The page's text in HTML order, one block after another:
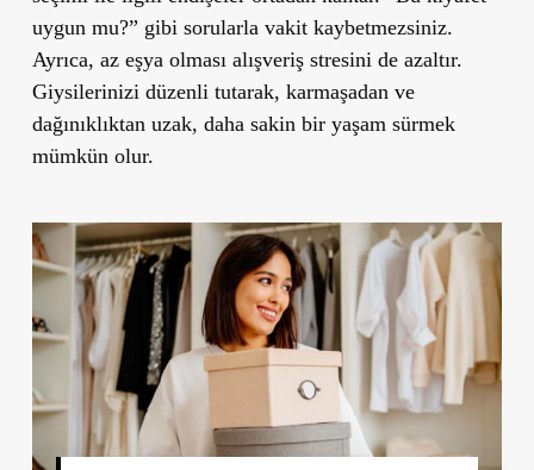
uygun mu?” gibi sorularla vakit kaybetmezsiniz.
Ayrıca, az eşya olması alışveriş stresini de azaltır.
Giysilerinizi düzenli tutarak, karmaşadan ve
dağınıklıktan uzak, daha sakin bir yaşam sürmek
mümkün olur.